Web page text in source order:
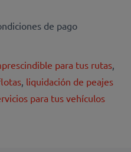
de pago
para tus rutas,
, liquidación de peajes
para tus vehículos